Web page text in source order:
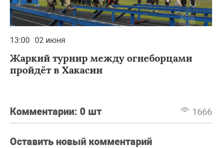
13:00 02 июня
Жаркий турнир между огнеборцами
пройдёт в Хакасии
Комментарии: 0 шт 1666
Оставить новый комментарий